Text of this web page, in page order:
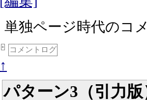
単独ページ時代のコ
+ コメントログ
↑
パターン3（引力